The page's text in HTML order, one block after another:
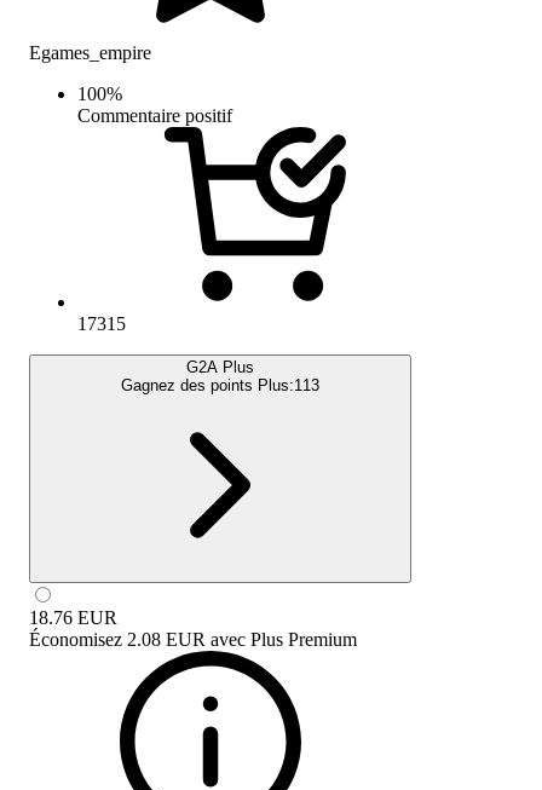
Egames_empire
100%
Commentaire positif
17315
G2A Plus
Gagnez des points Plus:113
18.76 EUR
Économisez 2.08 EUR avec Plus Premium